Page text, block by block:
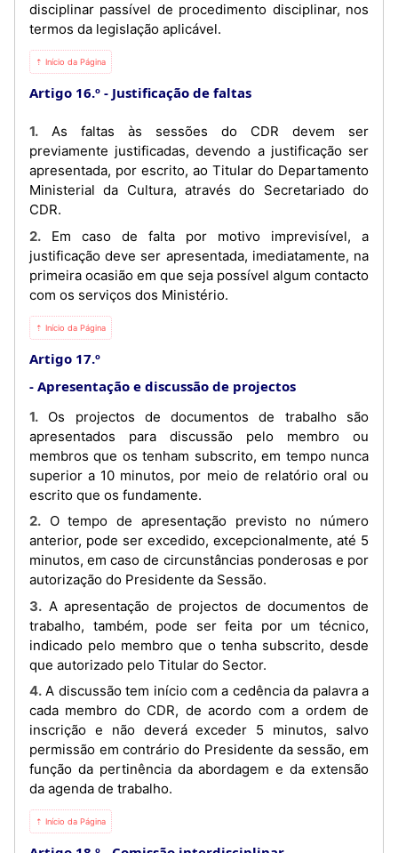
disciplinar passível de procedimento disciplinar, nos
termos da legislação aplicável.
⇡ Início da Página
Artigo 16.º Justificação de faltas
1. As faltas às sessões do CDR devem ser
previamente justificadas, devendo a justificação ser
apresentada, por escrito, ao Titular do Departamento
Ministerial da Cultura, através do Secretariado do
CDR.
2. Em caso de falta por motivo imprevisível, a
justificação deve ser apresentada, imediatamente, na
primeira ocasião em que seja possível algum contacto
com os serviços dos Ministério.
⇡ Início da Página
Artigo 17.º
Apresentação e discussão de projectos
1. Os projectos de documentos de trabalho são
apresentados para discussão pelo membro ou
membros que os tenham subscrito, em tempo nunca
superior a 10 minutos, por meio de relatório oral ou
escrito que os fundamente.
2. O tempo de apresentação previsto no número
anterior, pode ser excedido, excepcionalmente, até 5
minutos, em caso de circunstâncias ponderosas e por
autorização do Presidente da Sessão.
3. A apresentação de projectos de documentos de
trabalho, também, pode ser feita por um técnico,
indicado pelo membro que o tenha subscrito, desde
que autorizado pelo Titular do Sector.
4. A discussão tem início com a cedência da palavra a
cada membro do CDR, de acordo com a ordem de
inscrição e não deverá exceder 5 minutos, salvo
permissão em contrário do Presidente da sessão, em
função da pertinência da abordagem e da extensão
da agenda de trabalho.
⇡ Início da Página